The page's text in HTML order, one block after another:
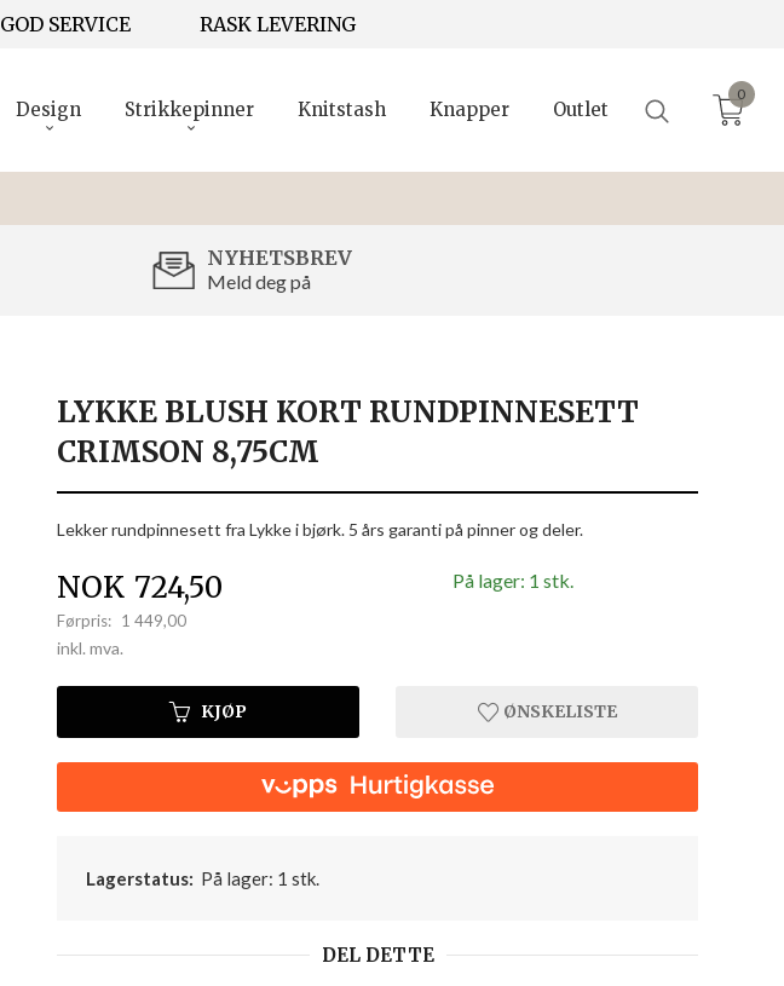
GOD SERVICE RASK LEVERING
Design Strikkepinner Knitstash Knapper Outlet
0
NYHETSBREV
Meld deg på
LYKKE BLUSH KORT RUNDPINNESETT
CRIMSON 8,75CM
Lekker rundpinnesett fra Lykke i bjørk. 5 års garanti på pinner og deler.
Tilbud
NOK 724,50
Førpris: 1 449,00
Rabatt
inkl. mva.
På lager: 1 stk.
KJØP ØNSKELISTE
Lagerstatus: På lager: 1 stk.
DEL DETTE